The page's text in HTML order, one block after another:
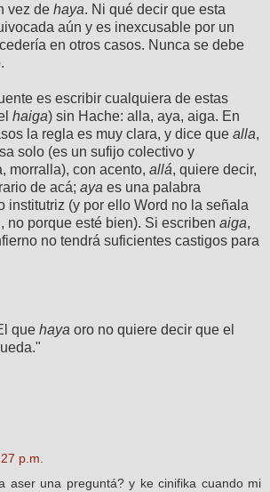
vez de haya. Ni qué decir que esta
aún y es inexcusable por un
en otros casos. Nunca se debe
es escribir cualquiera de estas
haiga) sin Hache: alla, aya, aiga. En
la regla es muy clara, y dice que alla,
solo (es un sufijo colectivo y
morralla), con acento, allá, quiere decir,
de acá; aya es una palabra
institutriz (y por ello Word no la señala
no porque esté bien). Si escriben aiga,
no tendrá suficientes castigos para
que haya oro no quiere decir que el
p.m.
aser una preguntá? y ke cinifika cuando mi